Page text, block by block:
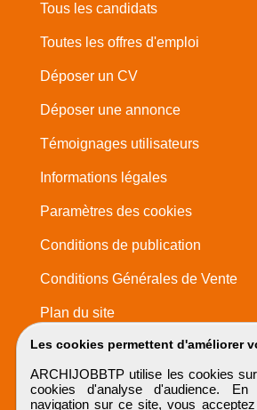
Les cookies permettent d'améliorer
ARCHIJOBBTP utilise les cookies
cookies d'analyse d'audience. En
navigation sur ce site, vous
Tous les candidats
Toutes les offres d'emploi
Déposer un CV
Déposer une annonce
Témoignages utilisateurs
Informations légales
Paramètres des cookies
Conditions de publication
Conditions Générales de Vente
Plan du site